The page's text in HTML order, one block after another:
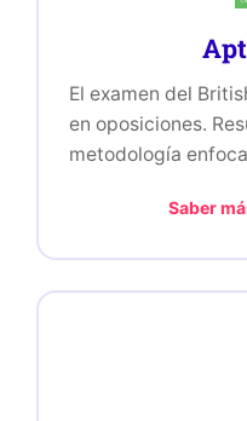
El examen del
en oposiciones.
metodología
Saber